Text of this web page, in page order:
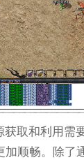
获取和利用需
顺畅。除了